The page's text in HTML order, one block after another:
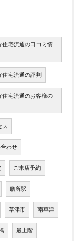
住宅流通の口コミ情
住宅流通の評判
住宅流通のお客様の
ス
わせ
ご来店予約
膳所駅
草津市 南草津
最上階